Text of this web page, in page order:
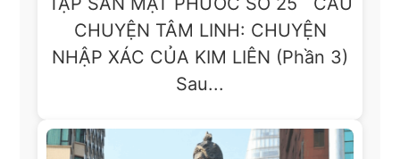
CHUYỆN TÂM LINH: CHUYỆN
NHẬP XÁC CỦA KIM LIÊN (Phần 3)
Sau...